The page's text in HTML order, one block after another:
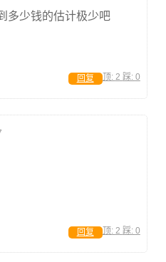
多少钱的估计极少吧
顶: 2 踩: 0
回复
顶: 2 踩: 0
回复